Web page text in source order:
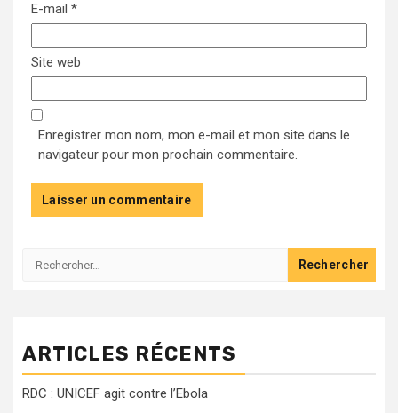
E-mail *
Site web
Enregistrer mon nom, mon e-mail et mon site dans le
navigateur pour mon prochain commentaire.
Rechercher :
ARTICLES RÉCENTS
RDC : UNICEF agit contre l’Ebola